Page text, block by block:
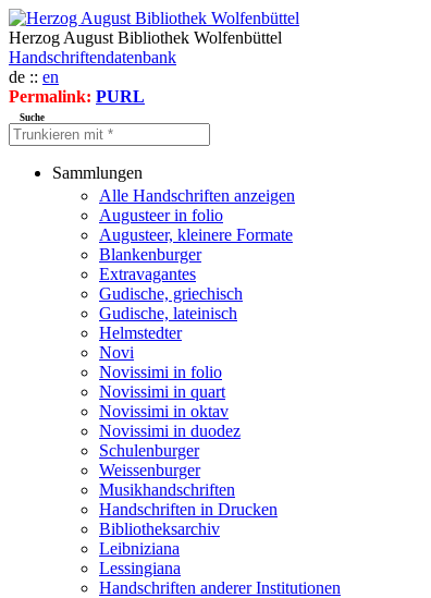
Herzog August Bibliothek Wolfenbüttel
Handschriftendatenbank
de :: en
Permalink: PURL
Suche
Sammlungen
Alle Handschriften anzeigen
Augusteer in folio
Augusteer, kleinere Formate
Blankenburger
Extravagantes
Gudische, griechisch
Gudische, lateinisch
Helmstedter
Novi
Novissimi in folio
Novissimi in quart
Novissimi in oktav
Novissimi in duodez
Schulenburger
Weissenburger
Musikhandschriften
Handschriften in Drucken
Bibliotheksarchiv
Leibniziana
Lessingiana
Handschriften anderer Institutionen